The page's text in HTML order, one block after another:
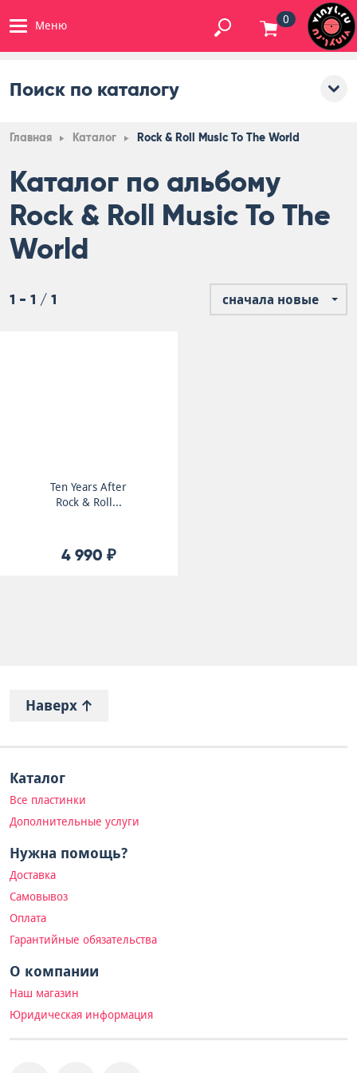
Меню 0
Поиск по каталогу
Главная Каталог Rock & Roll Music To The World
Каталог по альбому
Rock & Roll Music To The
World
1 - 1 / 1 сначала новые
Ten Years After
Rock & Roll...
4 990 ₽
Наверх
Каталог
Все пластинки
Дополнительные услуги
Нужна помощь?
Доставка
Самовывоз
Оплата
Гарантийные обязательства
О компании
Наш магазин
Юридическая информация